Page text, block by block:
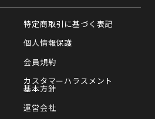
特定商取引に基づく表記
個人情報保護
会員規約
カスタマーハラスメント
基本方針
運営会社